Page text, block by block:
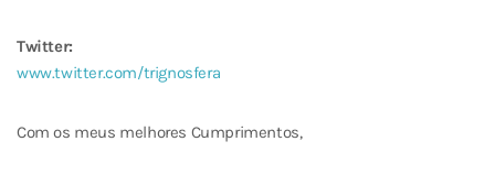
Twitter:
www.twitter.com/trignosfera
Com os meus melhores Cumprimentos,